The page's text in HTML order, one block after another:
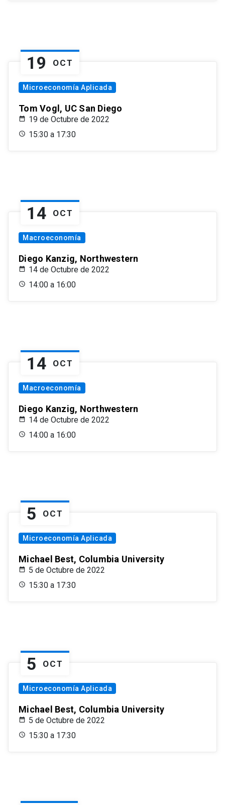
19 OCT
Microeconomía Aplicada
Tom Vogl, UC San Diego
19 de Octubre de 2022
15:30 a 17:30
14 OCT
Macroeconomía
Diego Kanzig, Northwestern
14 de Octubre de 2022
14:00 a 16:00
14 OCT
Macroeconomía
Diego Kanzig, Northwestern
14 de Octubre de 2022
14:00 a 16:00
5 OCT
Microeconomía Aplicada
Michael Best, Columbia University
5 de Octubre de 2022
15:30 a 17:30
5 OCT
Microeconomía Aplicada
Michael Best, Columbia University
5 de Octubre de 2022
15:30 a 17:30